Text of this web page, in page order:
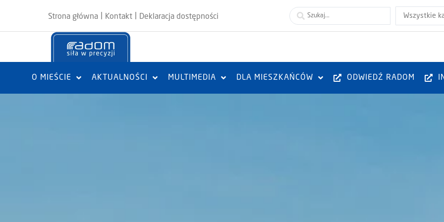
Strona główna Kontakt Deklaracja dostępności Wszystkie
O MIEŚCIE AKTUALNOŚCI MULTIMEDIA DLA MIESZKAŃCÓW ODWIEDŹ RADOM